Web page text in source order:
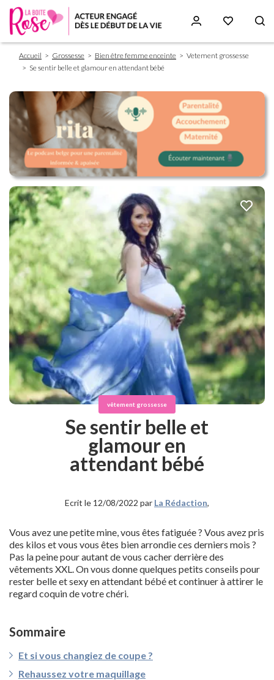
Fil
d'Ariane
Accueil Grossesse Bien être femme enceinte
Vetement grossesse
Se sentir belle et glamour en attendant bébé
vêtement grossesse
Se sentir belle et
glamour en
attendant bébé
Ecrit le 12/08/2022 par La Rédaction,
Vous avez une petite mine, vous êtes fatiguée ? Vous avez pris
des kilos et vous vous êtes bien arrondie ces derniers mois ?
Pas la peine pour autant de vous cacher derrière des
vêtements XXL. On vous donne quelques petits conseils pour
rester belle et sexy en attendant bébé et continuer à attirer le
regard coquin de votre chéri.
Sommaire
Et si vous changiez de coupe ?
Rehaussez votre maquillage